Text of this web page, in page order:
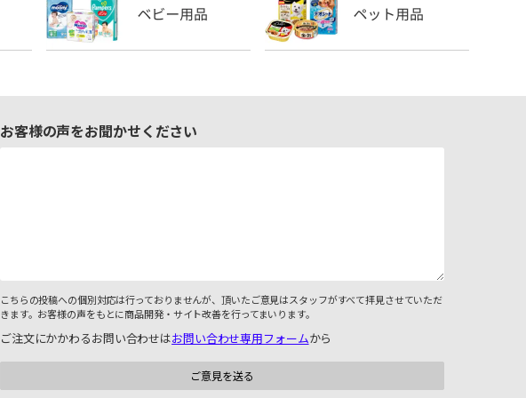
お客様の声をお聞かせください
こちらの投稿への個別対応は行っておりませんが、頂いたご意見はスタッフがすべて拝見させていただ
きます。お客様の声をもとに商品開発・サイト改善を行ってまいります。
ご注文にかかわるお問い合わせはお問い合わせ専用フォームから